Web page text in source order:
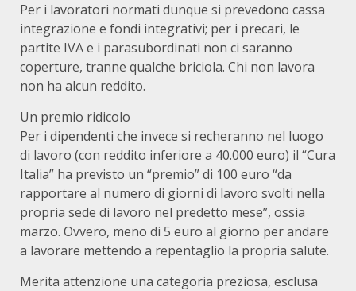
Per i lavoratori normati dunque si prevedono cassa
integrazione e fondi integrativi; per i precari, le
partite IVA e i parasubordinati non ci saranno
coperture, tranne qualche briciola. Chi non lavora
non ha alcun reddito.
Un premio ridicolo
Per i dipendenti che invece si recheranno nel luogo
di lavoro (con reddito inferiore a 40.000 euro) il “Cura
Italia” ha previsto un “premio” di 100 euro “da
rapportare al numero di giorni di lavoro svolti nella
propria sede di lavoro nel predetto mese”, ossia
marzo. Ovvero, meno di 5 euro al giorno per andare
a lavorare mettendo a repentaglio la propria salute.
Merita attenzione una categoria preziosa, esclusa